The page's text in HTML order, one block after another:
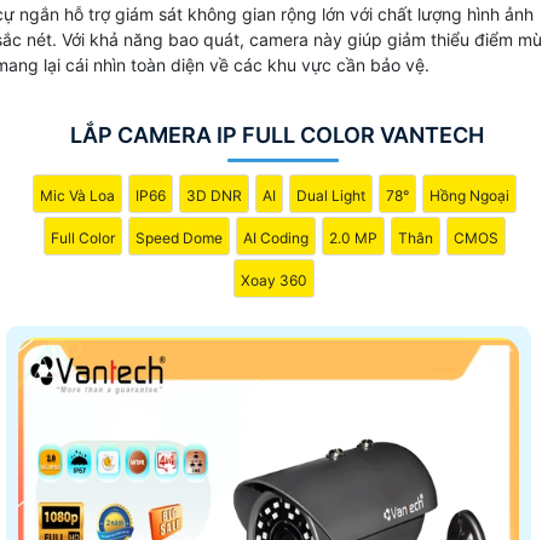
ngắn hỗ trợ giám sát không gian rộng lớn với chất lượng hình ảnh
nét. Với khả năng bao quát, camera này giúp giảm thiểu điểm
lại cái nhìn toàn diện về các khu vực cần bảo vệ.
LẮP CAMERA IP FULL COLOR VANTECH
Mic Và Loa IP66 3D DNR AI Dual Light 78° Hồng Ngoại
Full Color Speed Dome AI Coding 2.0 MP Thân CMOS
Xoay 360